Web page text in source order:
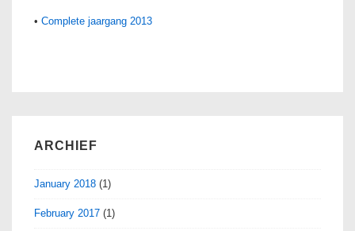
• Complete jaargang 2013
ARCHIEF
January 2018 (1)
February 2017 (1)